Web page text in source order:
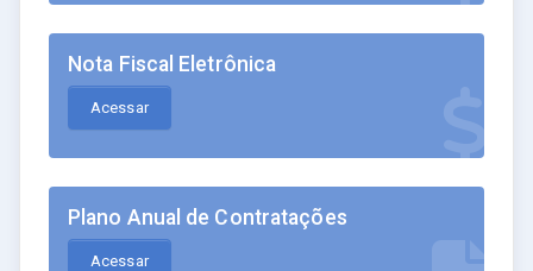
Nota Fiscal Eletrônica
Acessar
Plano Anual de Contratações
Acessar